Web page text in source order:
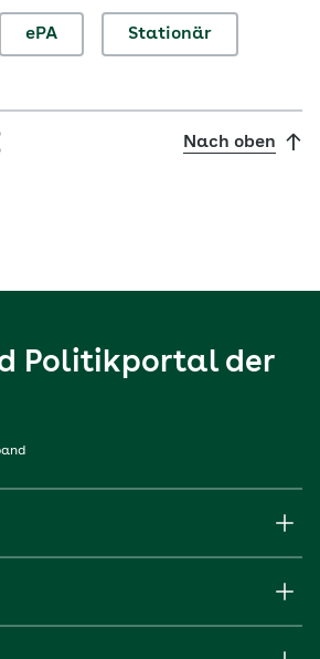
ePA Stationär
Nach oben
Politikportal der